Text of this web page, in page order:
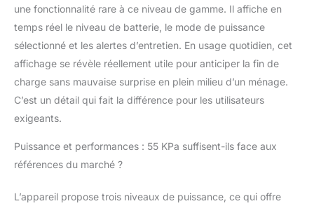
chargeur au support mural, vous pouvez
obtenir une charge automatique. Ce
magasin prend en charge l'achat d'une
batterie de rechange. Brosse anti-nœud en
forme de V : le design structurel de la
batterie pour aspirateur avec dents à
peigne et brosse rotative en forme de V
cheveux, ce qui convient parfaitement aux
familles avec des animaux domestiques.
Les brosses crantées sur les deux côtés
peuvent être pivotées de 270° et le voyant
sombres sans problème, afin de ne pas
une fonctionnalité rare à ce niveau de gamme. Il affiche en
temps réel le niveau de batterie, le mode de puissance
sélectionné et les alertes d’entretien. En usage quotidien, cet
affichage se révèle réellement utile pour anticiper la fin de
charge sans mauvaise surprise en plein milieu d’un ménage.
C’est un détail qui fait la différence pour les utilisateurs
exigeants.
Puissance et performances : 55 KPa suffisent-ils face aux
références du marché ?
L’appareil propose trois niveaux de puissance, ce qui offre